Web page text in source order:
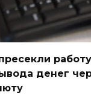
денег